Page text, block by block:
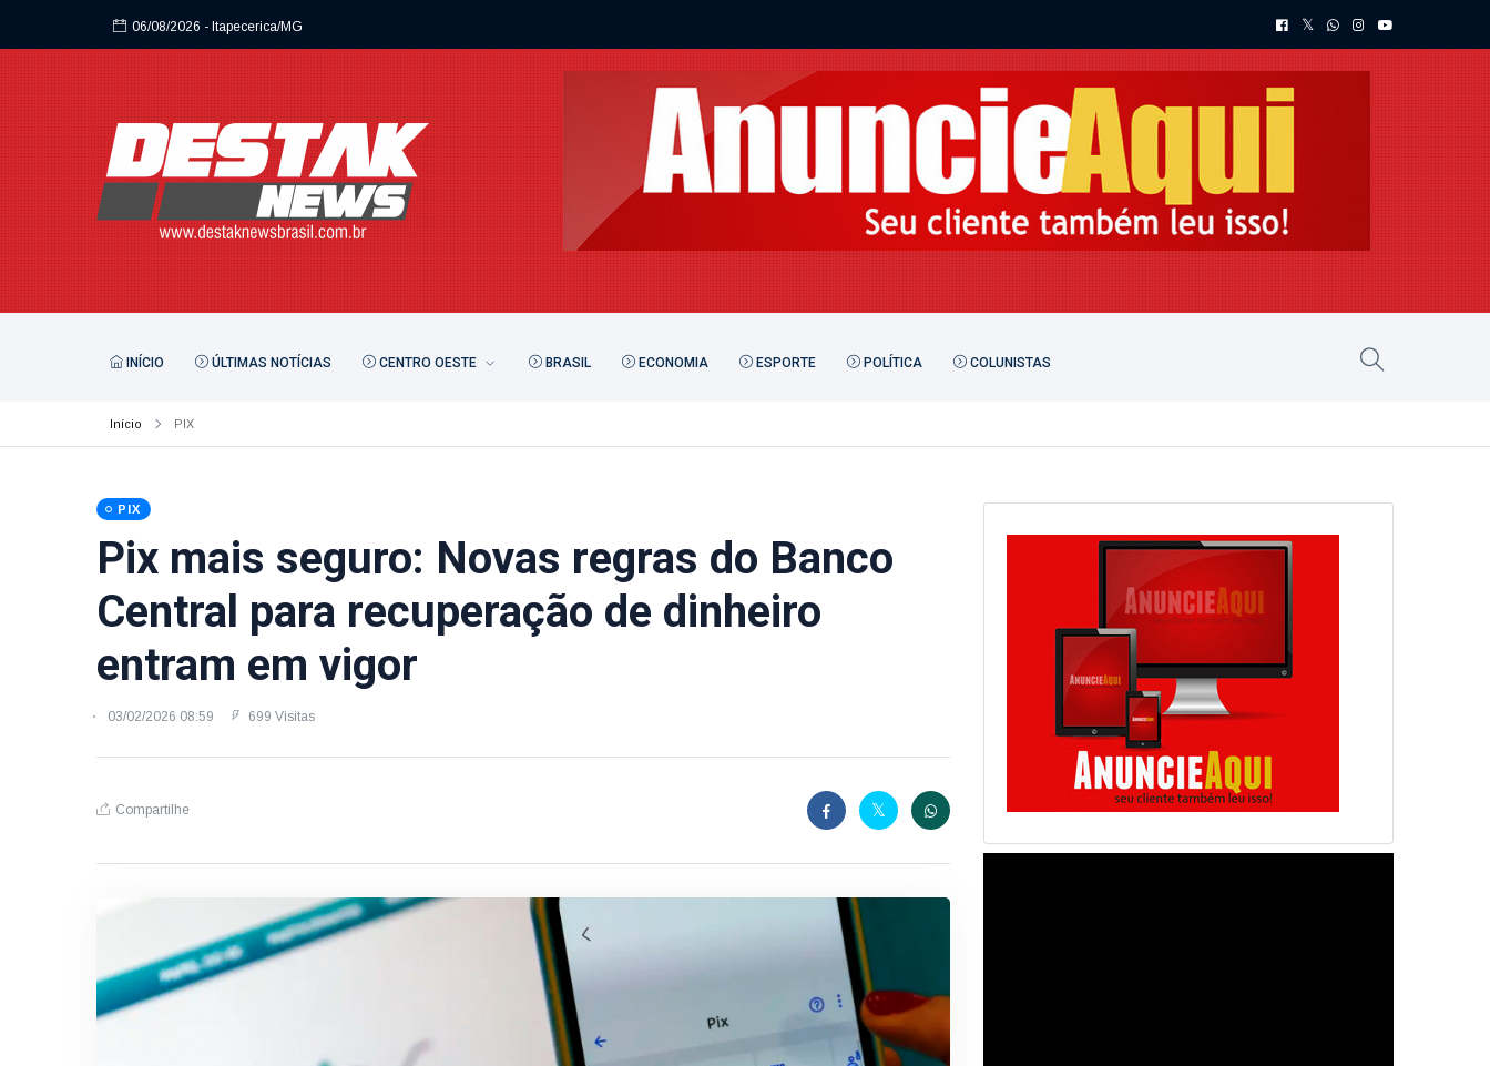
- Itapecerica/MG
INÍCIO ÚLTIMAS NOTÍCIAS CENTRO OESTE BRASIL ECONOMIA ESPORTE POLÍTICA COLUNISTAS
Início PIX
PIX
Pix mais seguro: Novas regras do Banco
Central para recuperação de dinheiro
entram em vigor
03/02/2026 08:59 699 Visitas
Compartilhe